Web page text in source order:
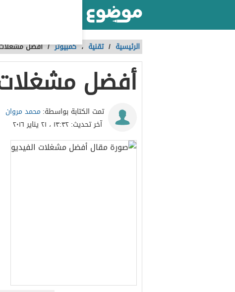
الرئيسية / تقنية ،كمبيوتر /أفضل مشغلات
أفضل مشغلات
تمت الكتابة بواسطة: محمد مروان
آخر تحديث:١٣:٣٢ ، ٢١ يناير ٢٠١٦